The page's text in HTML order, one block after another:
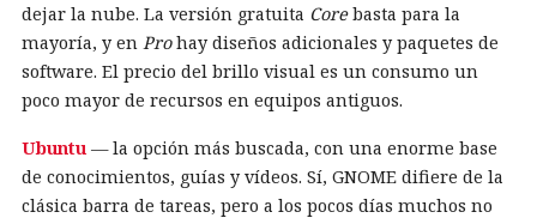
dejar la nube. La versión gratuita Corebasta para la
mayoría, y en Prohay diseños adicionales y paquetes de
software. El precio del brillo visual es un consumo un
poco mayor de recursos en equipos antiguos.
Ubuntu — la opción más buscada, con una enorme base
de conocimientos, guías y vídeos. Sí, GNOME difiere de la
clásica barra de tareas, pero a los pocos días muchos no